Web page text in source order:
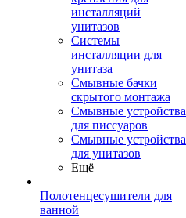
инсталляций
унитазов
Системы
инсталляции для
унитаза
Смывные бачки
скрытого монтажа
Смывные устройства
для писсуаров
Смывные устройства
для унитазов
Ещё
Полотенцесушители для
ванной